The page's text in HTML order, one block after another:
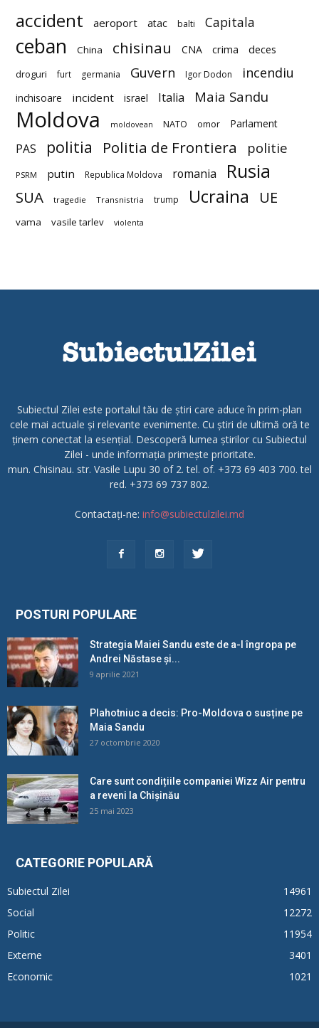
accident aeroport atac balti Capitala
ceban China chisinau CNA crima deces
droguri furt germania Guvern Igor Dodon incendiu
inchisoare incident israel Italia Maia Sandu
Moldova moldovean NATO omor Parlament
PAS politia Politia de Frontiera politie
PSRM putin Republica Moldova romania Rusia
SUA tragedie Transnistria trump Ucraina UE
vama vasile tarlev violenta
Subiectul Zilei este portalul tău de știri care aduce în prim-plan
cele mai actuale și relevante evenimente. Cu știri de ultimă oră te
ținem conectat la esențial. Descoperă lumea știrilor cu Subiectul
Zilei - unde informația primește prioritate.
mun. Chisinau. str. Vasile Lupu 30 of 2. tel. of. +373 69 403 700. tel
red. +373 69 737 802.
Contactați-ne: info@subiectulzilei.md
POSTURI POPULARE
Strategia Maiei Sandu este de a-l îngropa pe
Andrei Năstase și...
9 aprilie 2021
Plahotniuc a decis: Pro-Moldova o susține pe
Maia Sandu
27 octombrie 2020
Care sunt condițiile companiei Wizz Air pentru
a reveni la Chișinău
25 mai 2023
CATEGORIE POPULARĂ
Subiectul Zilei
14961
Social
12272
Politic
11954
Externe
3401
Economic
1021